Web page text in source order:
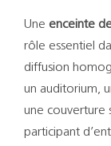
Une enceinte
rôle essentiel
diffusion
un auditorium,
une couverture
participant